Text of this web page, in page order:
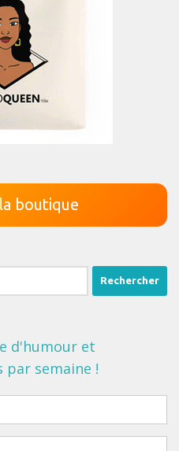
boutique